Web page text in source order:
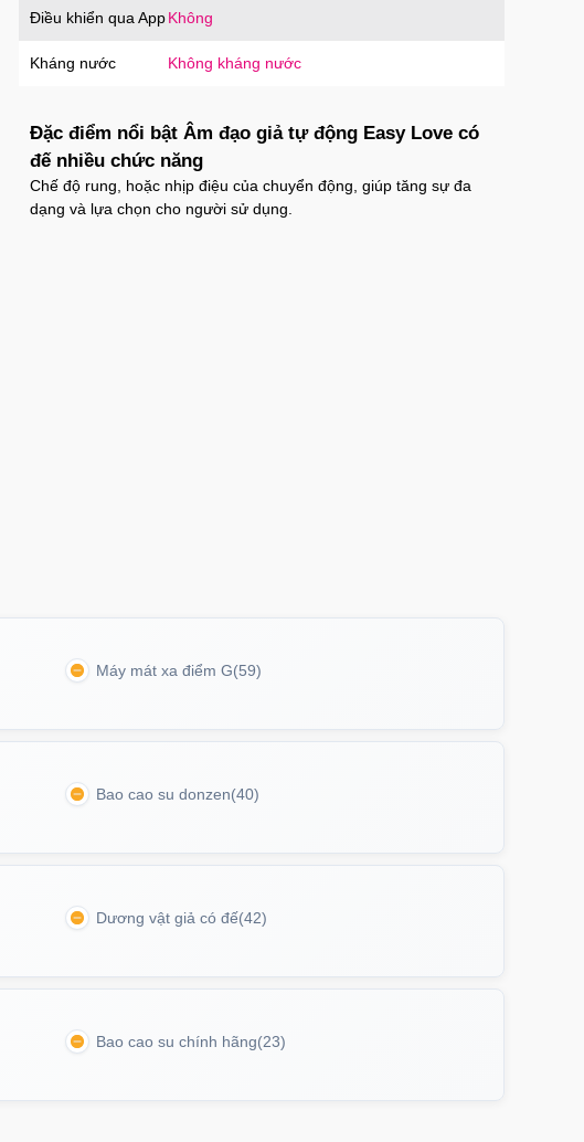
Điều khiển qua AppKhông
Kháng nước Không kháng nước
Đặc điểm nổi bật Âm đạo giả tự động Easy Love có
đế nhiều chức năng
Chế độ rung, hoặc nhịp điệu của chuyển động, giúp tăng sự đa
dạng và lựa chọn cho người sử dụng.
Máy mát xa điểm G(59)
Bao cao su donzen(40)
Dương vật giả có đế(42)
Bao cao su chính hãng(23)